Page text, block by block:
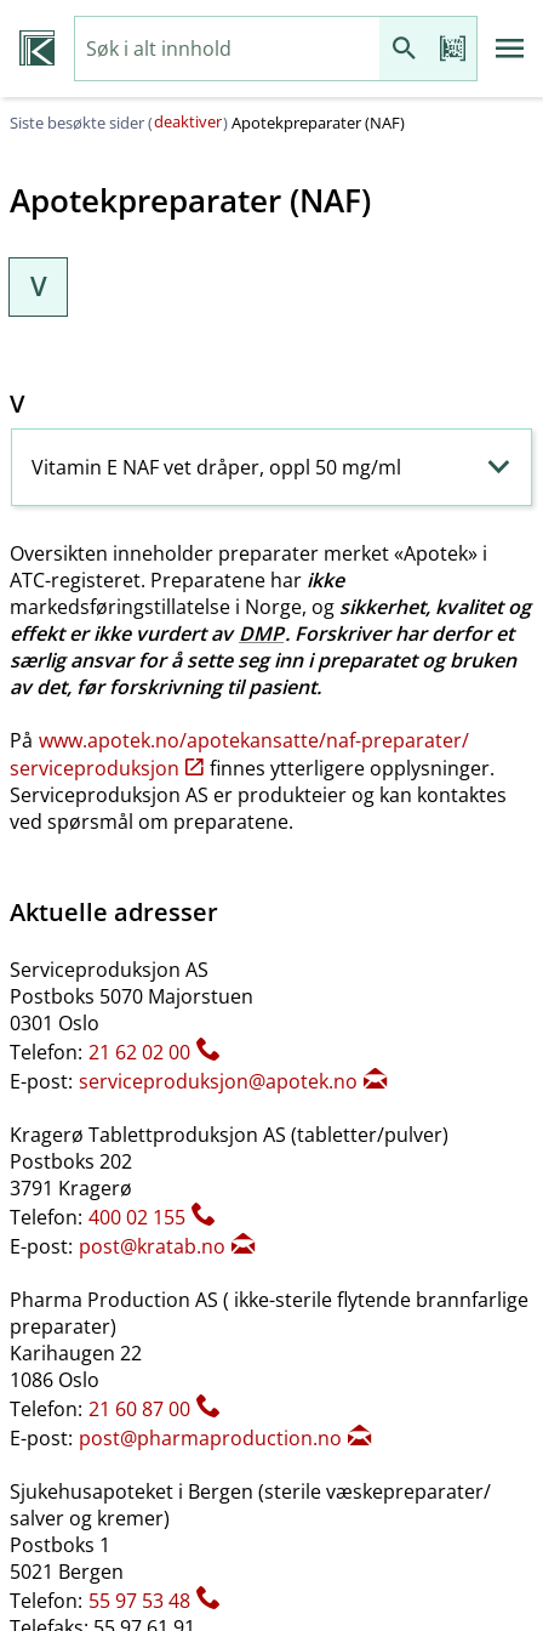
Siste besøkte sider (deaktiver)Apotekpreparater (NAF)
Apotekpreparater (NAF)
V
V
Vitamin E NAF vet dråper, oppl 50 mg/ml
Oversikten inneholder preparater merket «Apotek» i
ATC-registeret. Preparatene har ikke
markedsføringstillatelse i Norge, og sikkerhet, kvalitet og
effekt er ikke vurdert avDMP. Forskriver har derfor et
særlig ansvar for å sette seg inn i preparatet og bruken
av det, før forskrivning til pasient.
På www.apotek.no​/​apotekansatte​/​naf-preparater​/​
serviceproduksjon
finnes ytterligere opplysninger.
Serviceproduksjon AS er produkteier og kan kontaktes
ved spørsmål om preparatene.
Aktuelle adresser
Serviceproduksjon AS
Postboks 5070 Majorstuen
0301 Oslo
Telefon: 21 62 02 00
E-post: serviceproduksjon@apotek.no
Kragerø Tablettproduksjon AS (tabletter​/​pulver)
Postboks 202
3791 Kragerø
Telefon: 400 02 155
E-post: post@kratab.no
Pharma Production AS ( ikke-sterile flytende brannfarlige
preparater)
Karihaugen 22
1086 Oslo
Telefon: 21 60 87 00
E-post: post@pharmaproduction.no
Sjukehusapoteket i Bergen (sterile væskepreparater​/​
salver og kremer)
Postboks 1
5021 Bergen
Telefon: 55 97 53 48